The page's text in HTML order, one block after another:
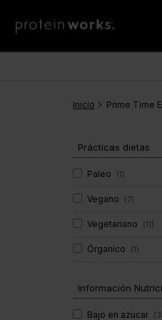
Pérdida de Peso
Cena
Gainer de Masa
CLA
Vitaminas &
Multivitaminas
Inmunidad
Inicio Prime Time
Prácticas dietas
Paleo (1)
Vegano (7)
Vegetariano (11)
Órganico (1)
Información
Bajo en azúcar (3